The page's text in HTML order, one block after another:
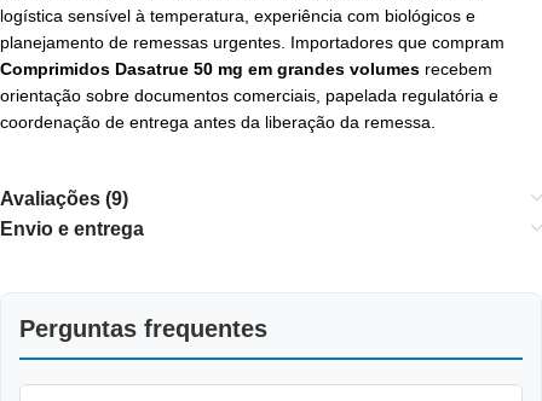
logística sensível à temperatura, experiência com biológicos e
planejamento de remessas urgentes. Importadores que compram
Comprimidos Dasatrue 50 mg em grandes volumes recebem
orientação sobre documentos comerciais, papelada regulatória e
coordenação de entrega antes da liberação da remessa.
Avaliações (9)
Envio e entrega
Perguntas frequentes